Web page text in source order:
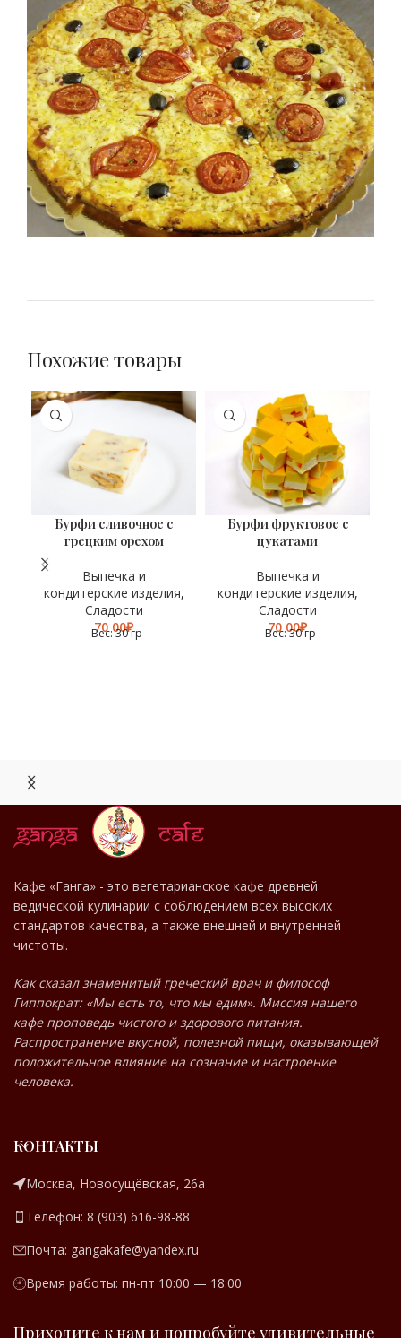
Похожие товары
ВЕС 30 гр
Бурфи сливочное с
грецким орехом
Выпечка и
кондитерские изделия,
Сладости
₽
Вес: 30 гр
ВЕС 30 гр
Бурфи фруктовое с
цукатами
Выпечка и
кондитерские изделия,
Сладости
₽
Вес: 30 гр
МЕНЮ
РЕСТОРАНА
Кафе «Ганга» - это вегетарианское кафе древней
ведической кулинарии с соблюдением всех высоких
стандартов качества, а также внешней и внутренней
чистоты.
Как сказал знаменитый греческий врач и философ
Гиппократ: «Мы есть то, что мы едим». Миссия нашего
кафе проповедь чистого и здорового питания.
Распространение вкусной, полезной пищи, оказывающей
положительное влияние на сознание и настроение
человека.
КОНТАКТЫ
Москва, Новосущёвская, 26а
Телефон: 8 (903) 616-98-88
Почта: gangakafe@yandex.ru
Время работы: пн-пт 10:00 — 18:00
Приходите к нам и попробуйте удивительные